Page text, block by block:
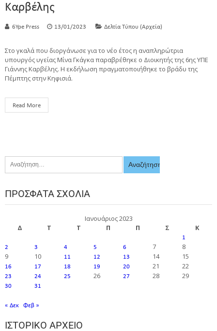
Καρβέλης
6Ype Press 13/01/2023 Δελτία Τύπου (Αρχεία)
Στο γκαλά που διοργάνωσε για το νέο έτος η αναπληρώτρια
υπουργός υγείας Μίνα Γκάγκα παραβρέθηκε ο Διοικητής της 6ης ΥΠΕ
Γιάννης Καρβέλης. Η εκδήλωση πραγματοποιήθηκε το βράδυ της
Πέμπτης στην Κηφισιά.
Read More
ΠΡΌΣΦΑΤΑ ΣΧΌΛΙΑ
Ιανουάριος 2023
Δ
Τ Τ Π Π Σ Κ
1
2
3 4 5 6 7
8
9
10 11 12 13 14 15
16 17 18 19 20 21 22
23 24 25 26 27 28 29
30 31
« Δεκ Φεβ »
ΙΣΤΟΡΙΚΌ ΑΡΧΕΊΟ